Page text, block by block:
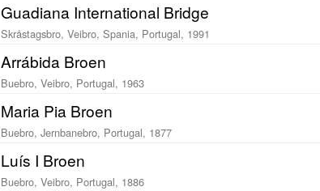
Guadiana International Bridge
Skråstagsbro, Veibro, Spania, Portugal, 1991
Arrábida Broen
Buebro, Veibro, Portugal, 1963
Maria Pia Broen
Buebro, Jernbanebro, Portugal, 1877
Luís I Broen
Buebro, Veibro, Portugal, 1886